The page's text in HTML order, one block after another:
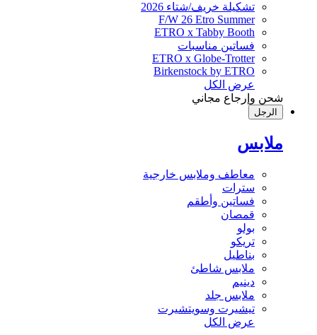
تشكيلة خريف/شتاء 2026
F/W 26 Etro Summer
ETRO x Tabby Booth
فساتين مناسبات
ETRO x Globe-Trotter
Birkenstock by ETRO
عرض الكل
شحن وإرجاع مجاني
الرجل
ملابس
معاطف وملابس خارجية
سترات
فساتين وأطقم
قمصان
بولو
تريكو
بناطيل
ملابس شاطئ
دينيم
ملابس جلد
تيشيرت وسويتشيرت
عرض الكل